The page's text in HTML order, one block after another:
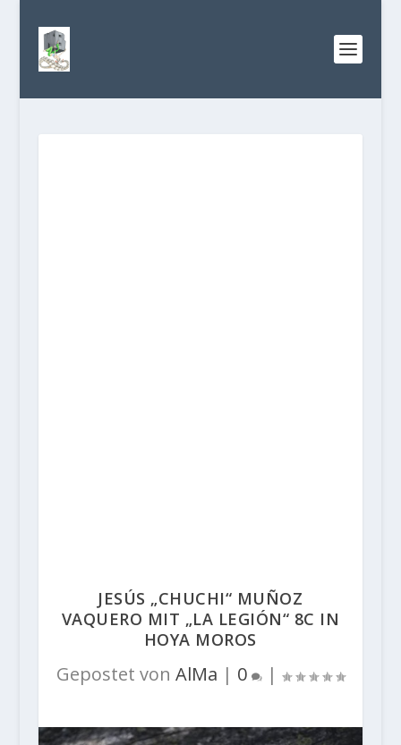
JESÚS „CHUCHI“ MUÑOZ
VAQUERO MIT „LA LEGIÓN“ 8C IN
HOYA MOROS
Gepostet von AlMa | 0 |